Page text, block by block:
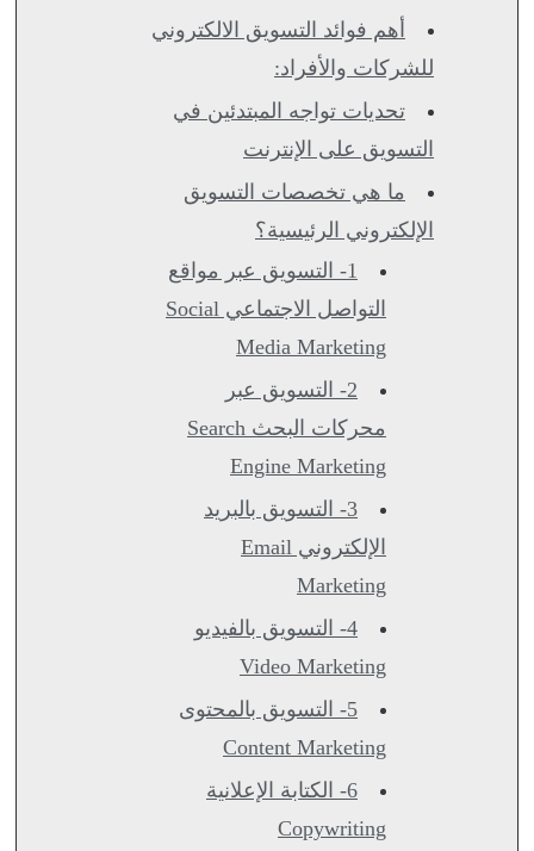
أهم فوائد التسويق الالكتروني
للشركات والأفراد:
تحديات تواجه المبتدئين في
التسويق على الإنترنت
ما هي تخصصات التسويق
الإلكتروني الرئيسية؟
1- التسويق عبر مواقع
التواصل الاجتماعي Social
Media Marketing
2- التسويق عبر
محركات البحث Search
Engine Marketing
3- التسويق بالبريد
الإلكتروني Email
Marketing
4- التسويق بالفيديو
Video Marketing
5- التسويق بالمحتوى
Content Marketing
6- الكتابة الإعلانية
Copywriting